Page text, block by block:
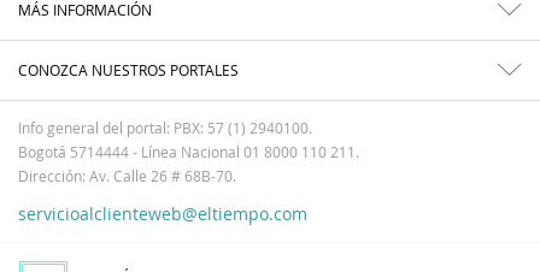
MÁS INFORMACIÓN
CONOZCA NUESTROS PORTALES
Info general del portal: PBX: 57 (1) 2940100.
Bogotá 5714444 - Línea Nacional 01 8000 110 211.
Dirección: Av. Calle 26 # 68B-70.
servicioalclienteweb@eltiempo.com